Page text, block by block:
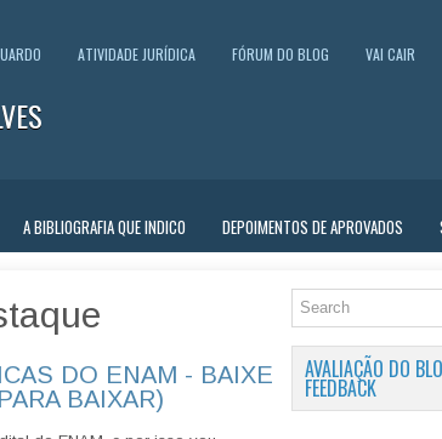
ATIVIDADE JURÍDICA FÓRUM DO BLOG VAI CAIR
A BIBLIOGRAFIA QUE INDICO DEPOIMENTOS DE APROVADOS
DO ENAM - BAIXE
BAIXAR)
AVALIAÇÃO DO
FEEDBACK